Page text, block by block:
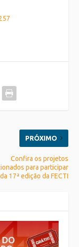
PRÓXIMO
Confira os projetos
para participar
da 17ª edição da FECTI